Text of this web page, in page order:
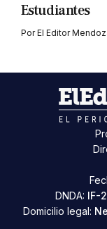
Estudiantes
PorEl Editor
DNDA: IF-
Domicilio legal: